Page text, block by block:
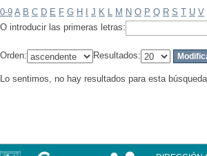
0-9 A B C D E F G H J K L M N O P Q R S T U V
O introducir las primeras letras:
Orden: Resultados:
Lo sentimos, no hay resultados para esta